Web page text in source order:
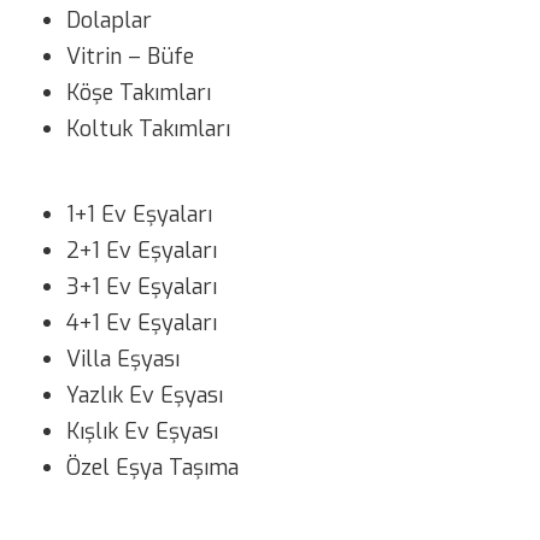
Dolaplar
Vitrin – Büfe
Köşe Takımları
Koltuk Takımları
1+1 Ev Eşyaları
2+1 Ev Eşyaları
3+1 Ev Eşyaları
4+1 Ev Eşyaları
Villa Eşyası
Yazlık Ev Eşyası
Kışlık Ev Eşyası
Özel Eşya Taşıma